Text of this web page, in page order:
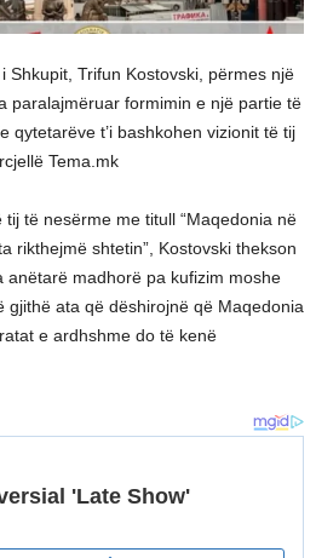
Shkupit, Trifun Kostovski, përmes një
paralajmëruar formimin e një partie të
qytetarëve t’i bashkohen vizionit të tij
Tema.mk
të nesërme me titull “Maqedonia në
rikthejmë shtetin”, Kostovski thekson
madhorë pa kufizim moshe
gjithë ata që dëshirojnë që Maqedonia
e ardhshme do të kenë